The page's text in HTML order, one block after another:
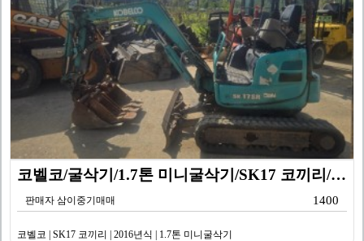
코벨코/굴삭기/1.7톤 미니굴삭기/SK17 코끼리/20…
판매자 삼이중기매매 1400
코벨코 | SK17 코끼리 | 2016년식 | 1.7톤 미니굴삭기